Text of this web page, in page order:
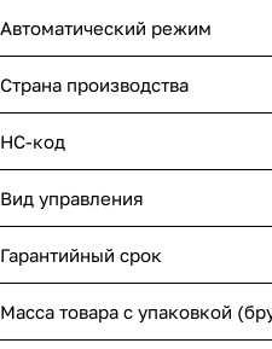
Автоматический режим
Страна производства
НС-код
Вид управления
Гарантийный срок
Масса товара с упаковкой